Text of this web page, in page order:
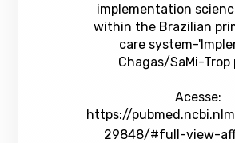
implementation
within the Brazilian
care system-
Chagas/SaMi-
Acesse:
https://
29848/#full-view-